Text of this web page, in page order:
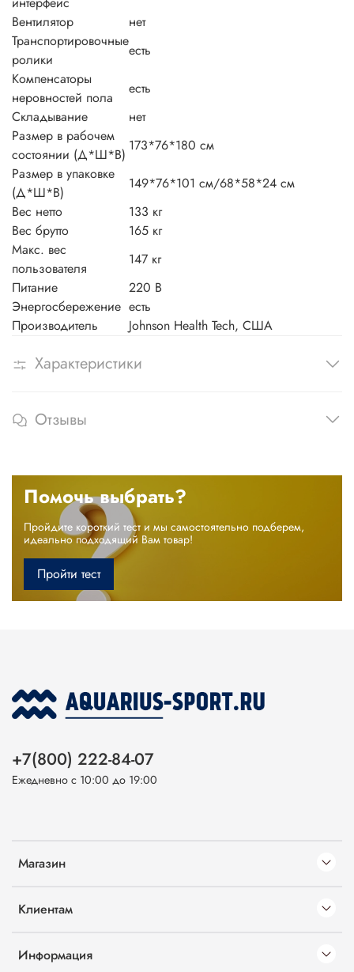
Вентилятор
нет
Транспортировочные
ролики
есть
Компенсаторы
неровностей пола
есть
Складывание
нет
Размер в рабочем
состоянии (Д*Ш*В)
173*76*180 см
Размер в упаковке
(Д*Ш*В)
149*76*101 см/68*58*24 см
Вес нетто
133 кг
Вес брутто
165 кг
Макс. вес
пользователя
147 кг
Питание
220 В
Энергосбережение есть
Производитель
Johnson Health Tech, США
Характеристики
Отзывы
Помочь выбрать?
Пройдите короткий тест и мы самостоятельно подберем,
идеально подходящий Вам товар!
Пройти тест
Магазин
Клиентам
Информация
+7(800) 222-84-07
Ежедневно с 10:00 до 19:00